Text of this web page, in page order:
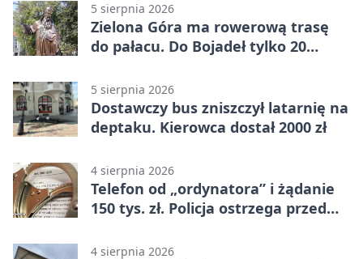
5 sierpnia 2026
Zielona Góra ma rowerową trasę
do pałacu. Do Bojadeł tylko 20
5 sierpnia 2026
Dostawczy bus zniszczył latarnię na
deptaku. Kierowca dostał 2000 zł
4 sierpnia 2026
Telefon od „ordynatora” i żądanie
150 tys. zł. Policja ostrzega przed
4 sierpnia 2026